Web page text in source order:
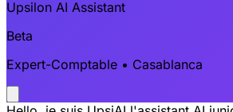
Upsilon AI Assistant
Beta
Expert-Comptable • Casablanca